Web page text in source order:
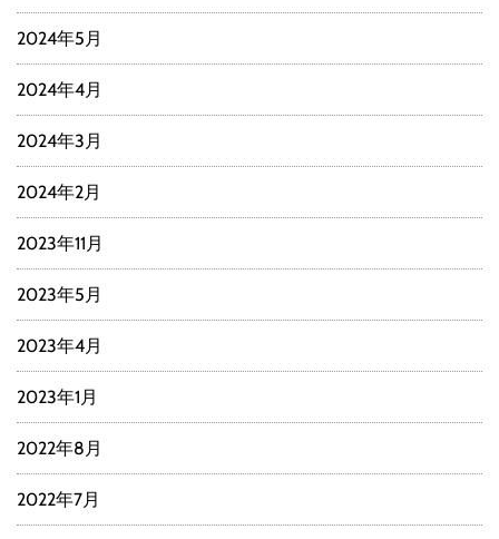
2024年5月
2024年4月
2024年3月
2024年2月
2023年11月
2023年5月
2023年4月
2023年1月
2022年8月
2022年7月